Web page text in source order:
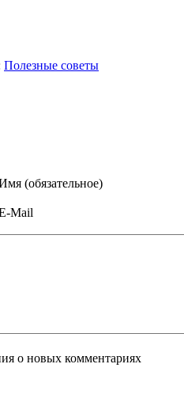
Полезные советы
(обязательное)
Mail
о новых комментариях